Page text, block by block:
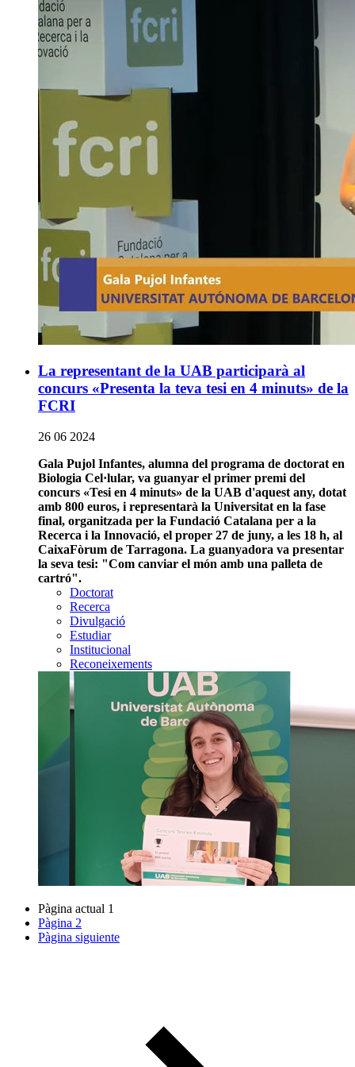
La representant de la UAB participarà al
concurs «Presenta la teva tesi en 4 minuts» de la
FCRI
26 06 2024
Gala Pujol Infantes, alumna del programa de doctorat en
Biologia Cel·lular, va guanyar el primer premi del
concurs «Tesi en 4 minuts» de la UAB d'aquest any, dotat
amb 800 euros, i representarà la Universitat en la fase
final, organitzada per la Fundació Catalana per a la
Recerca i la Innovació, el proper 27 de juny, a les 18 h, al
CaixaFòrum de Tarragona. La guanyadora va presentar
la seva tesi: "Com canviar el món amb una palleta de
cartró".
Doctorat
Recerca
Divulgació
Estudiar
Institucional
Reconeixements
Pàgina actual 1
Pàgina 2
Pàgina siguiente